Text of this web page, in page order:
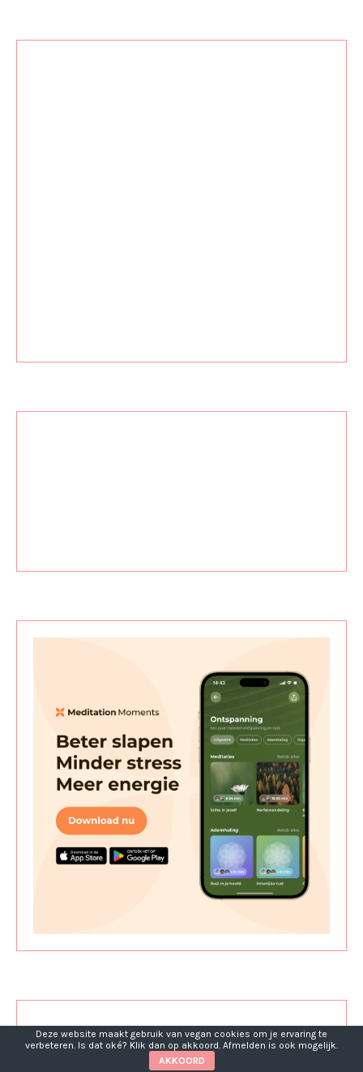
Deze website maakt gebruik van vegan cookies om je ervaring te
verbeteren. Is dat oké? Klik dan op akkoord. Afmelden is ook mogelijk.
AKKOORD